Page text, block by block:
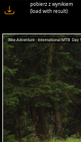
pobierz z wynikiem
(load with result)